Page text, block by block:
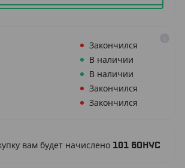
Закончился
В наличии
В наличии
Закончился
Закончился
вам будет начислено 101 бонус